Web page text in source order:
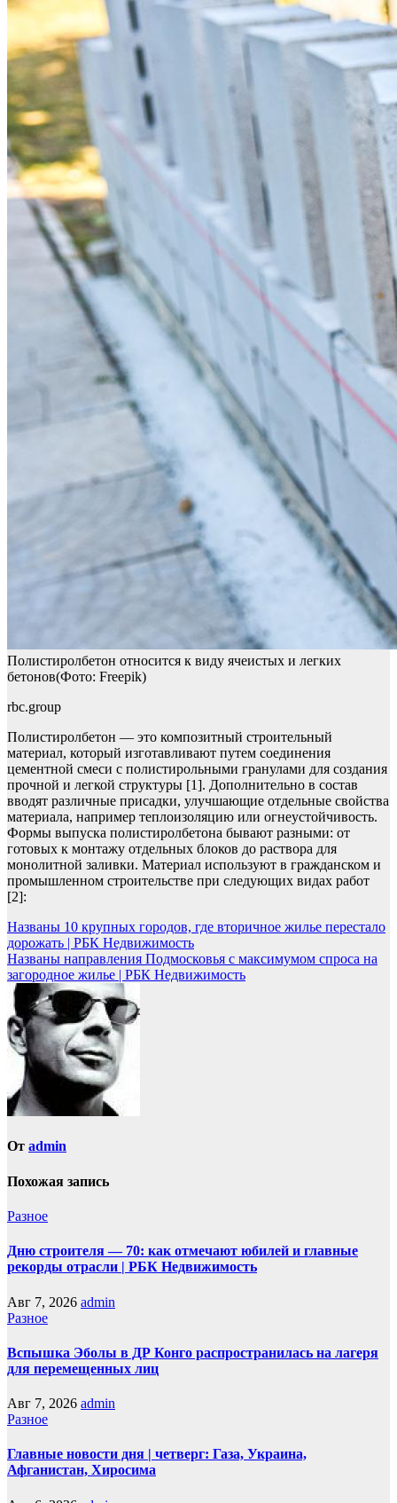
Полистиролбетон относится к виду ячеистых и легких
бетонов(Фото: Freepik)
rbc.group
Полистиролбетон — это композитный строительный
материал, который изготавливают путем соединения
цементной смеси с полистирольными гранулами для создания
прочной и легкой структуры [1]. Дополнительно в состав
вводят различные присадки, улучшающие отдельные свойства
материала, например теплоизоляцию или огнеустойчивость.
Формы выпуска полистиролбетона бывают разными: от
готовых к монтажу отдельных блоков до раствора для
монолитной заливки. Материал используют в гражданском и
промышленном строительстве при следующих видах работ
[2]:
Навигация
по
записям
Названы 10 крупных городов, где вторичное жилье перестало
дорожать | РБК Недвижимость
Названы направления Подмосковья с максимумом спроса на
загородное жилье | РБК Недвижимость
От admin
Похожая запись
Разное
Дню строителя — 70: как отмечают юбилей и главные
рекорды отрасли | РБК Недвижимость
Авг 7, 2026 admin
Разное
Вспышка Эболы в ДР Конго распространилась на лагеря
для перемещенных лиц
Авг 7, 2026 admin
Разное
Главные новости дня | четверг: Газа, Украина,
Афганистан, Хиросима